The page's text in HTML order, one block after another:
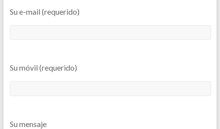
Su e-mail (requerido)
Su móvil (requerido)
Su mensaje